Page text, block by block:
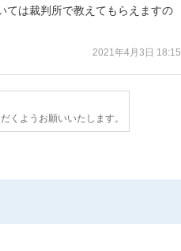
ては裁判所で教えてもらえますの
2021年4月3日 18:15
くようお願いいたします。